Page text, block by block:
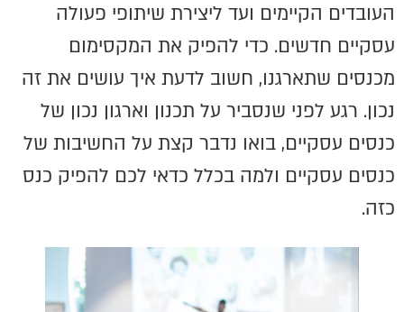
העובדים הקיימים ועד ליצירת שיתופי פעולה
עסקיים חדשים. כדי להפיק את המקסימום
מכנסים שתארגנו, חשוב לדעת איך עושים את זה
נכון. רגע לפני שנסביר על תכנון וארגון נכון של
כנסים עסקיים, בואו נדבר קצת על החשיבות של
כנסים עסקיים ולמה בכלל כדאי לכם להפיק כנס
כזה.